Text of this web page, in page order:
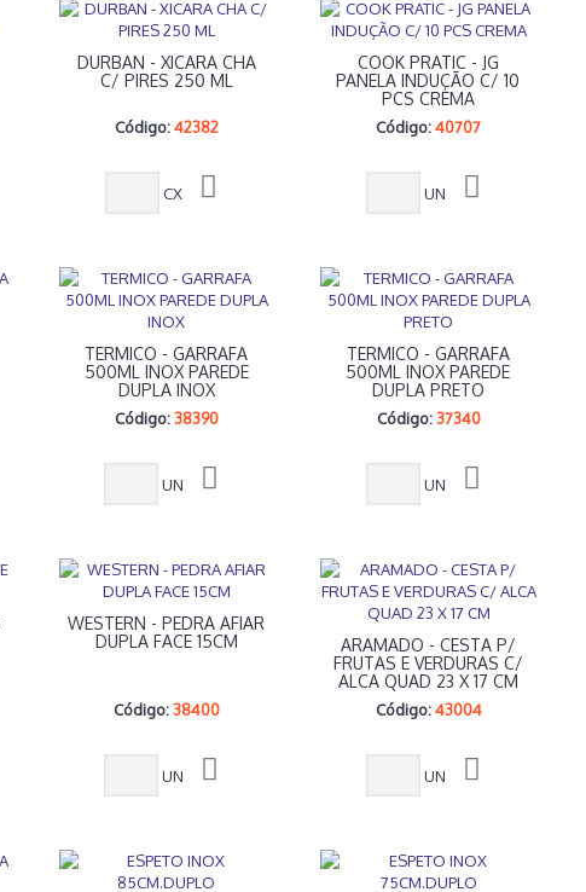
DURBAN - XICARA CHA
C/ PIRES 250 ML
Código:42382
CX
COOK PRATIC - JG
PANELA INDUÇÃO C/ 10
PCS CREMA
Código:40707
UN
TERMICO - GARRAFA
500ML INOX PAREDE
DUPLA INOX
Código:38390
UN
TERMICO - GARRAFA
500ML INOX PAREDE
DUPLA PRETO
Código: 37340
UN
WESTERN - PEDRA AFIAR
DUPLA FACE 15CM
Código:38400
UN
ARAMADO - CESTA P/
FRUTAS E VERDURAS C/
ALCA QUAD 23 X 17 CM
Código: 43004
UN